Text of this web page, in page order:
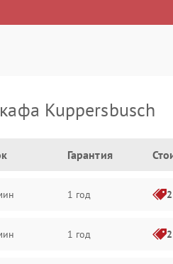
Kuppersbusch
Гарантия
1 год
1 год